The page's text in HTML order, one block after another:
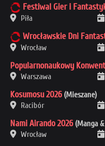
Festiwal Gier i
Piła
Wrocławskie Dni
Wrocław
Popularnonaukowy
Warszawa
Kosumosu 2026 (Mieszane)
Racibór
Nami Airando 2026 (Manga
Wrocław